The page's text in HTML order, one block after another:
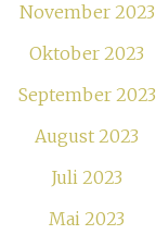
November 2023
Oktober 2023
September 2023
August 2023
Juli 2023
Mai 2023